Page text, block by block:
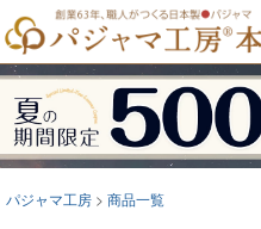
パジャマ工房 商品一覧